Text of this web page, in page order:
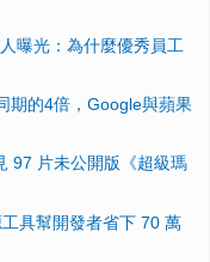
曝光：為什麼優秀員工
期的4倍，Google與蘋果
97 片未公開版《超級瑪
具幫開發者省下 70 萬